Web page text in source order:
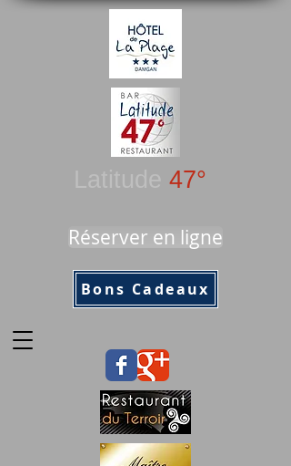
47°
Réserver en ligne
Bons Cadeaux